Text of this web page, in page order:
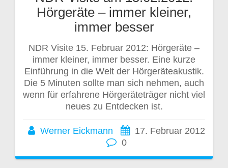
Hörgeräte – immer kleiner,
immer besser
NDR Visite 15. Februar 2012: Hörgeräte –
immer kleiner, immer besser. Eine kurze
Einführung in die Welt der Hörgeräteakustik.
Die 5 Minuten sollte man sich nehmen, auch
wenn für erfahrene Hörgeräteträger nicht viel
neues zu Entdecken ist.
Werner Eickmann
17. Februar 2012
0